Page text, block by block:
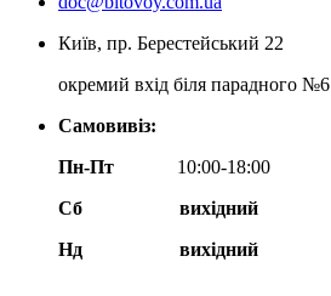
Київ, пр. Берестейський 22
окремий вхід біля парадного №6
Самовивіз:
Пн-Пт
10:00-18:00
Сб
вихідний
Нд
вихідний